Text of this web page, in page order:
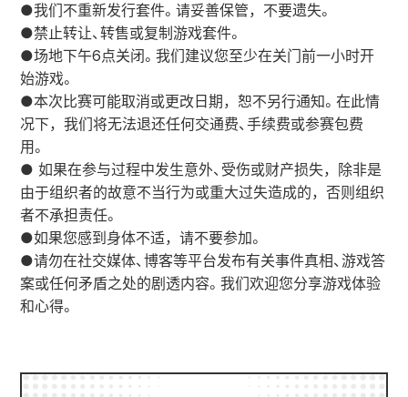
●我们不重新发行套件。请妥善保管，不要遗失。
●禁止转让、转售或复制游戏套件。
●场地下午6点关闭。我们建议您至少在关门前一小时开
始游戏。
●本次比赛可能取消或更改日期，恕不另行通知。在此情
况下，我们将无法退还任何交通费、手续费或参赛包费
用。
● 如果在参与过程中发生意外、受伤或财产损失，除非是
由于组织者的故意不当行为或重大过失造成的，否则组织
者不承担责任。
●如果您感到身体不适，请不要参加。
●请勿在社交媒体、博客等平台发布有关事件真相、游戏答
案或任何矛盾之处的剧透内容。我们欢迎您分享游戏体验
和心得。